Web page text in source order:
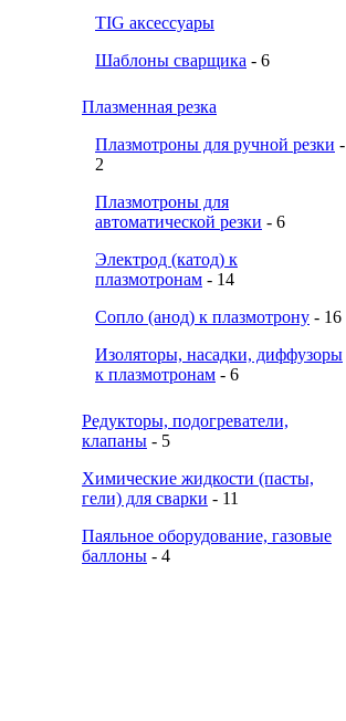
TIG аксессуары
Шаблоны сварщика - 6
Плазменная резка
Плазмотроны для ручной резки -
2
Плазмотроны для
автоматической резки - 6
Электрод (катод) к
плазмотронам - 14
Сопло (анод) к плазмотрону - 16
Изоляторы, насадки, диффузоры
к плазмотронам - 6
Редукторы, подогреватели,
клапаны - 5
Химические жидкости (пасты,
гели) для сварки - 11
Паяльное оборудование, газовые
баллоны - 4